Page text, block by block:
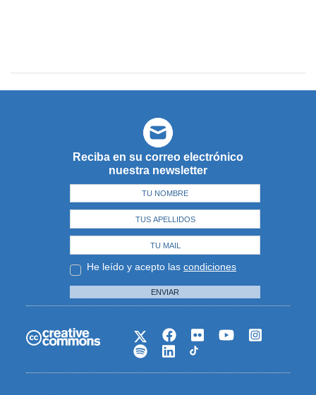
Reciba en su correo electrónico
nuestra newsletter
He leído y acepto las condiciones
ENVIAR